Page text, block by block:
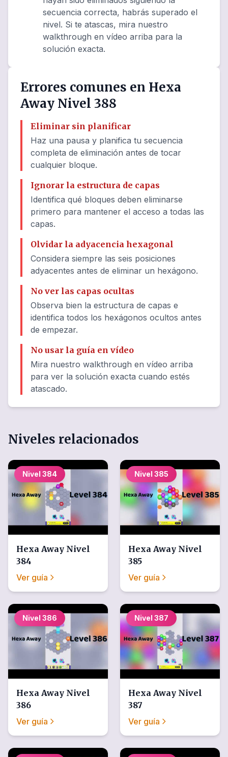
secuencia correcta, habrás superado el
nivel. Si te atascas, mira nuestro
walkthrough en vídeo arriba para la
solución exacta.
Errores comunes en Hexa
Away Nivel 388
Eliminar sin planificar
Haz una pausa y planifica tu secuencia
completa de eliminación antes de tocar
cualquier bloque.
Ignorar la estructura de capas
Identifica qué bloques deben eliminarse
primero para mantener el acceso a todas las
capas.
Olvidar la adyacencia hexagonal
Considera siempre las seis posiciones
adyacentes antes de eliminar un hexágono.
No ver las capas ocultas
Observa bien la estructura de capas e
identifica todos los hexágonos ocultos antes
de empezar.
No usar la guía en vídeo
Mira nuestro walkthrough en vídeo arriba
para ver la solución exacta cuando estés
atascado.
Niveles relacionados
Nivel 384
Hexa Away Nivel
384
Ver guía
Nivel 385
Hexa Away Nivel
385
Ver guía
Nivel 386
Hexa Away Nivel
386
Ver guía
Nivel 387
Hexa Away Nivel
387
Ver guía